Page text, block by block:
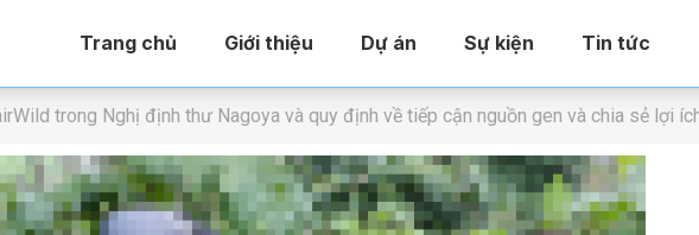
Trang chủ Giới thiệu Dự án Sự kiện Tin tức
trong Nghị định thư Nagoya và quy định về tiếp cận nguồn gen và chia sẻ lợi